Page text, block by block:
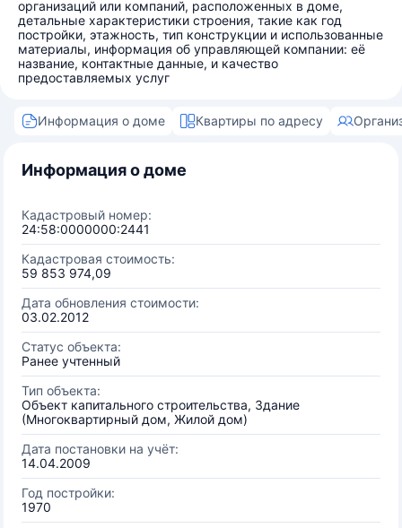
организаций или компаний, расположенных в доме,
детальные характеристики строения, такие как год
постройки, этажность, тип конструкции и использованные
материалы, информация об управляющей компании: её
название, контактные данные, и качество
предоставляемых услуг
Информация о доме Квартиры по адресу
Информация о доме
Кадастровый номер:
24:58:0000000:2441
Кадастровая стоимость:
59 853 974,09
Дата обновления стоимости:
03.02.2012
Статус объекта:
Ранее учтенный
Тип объекта:
Объект капитального строительства, Здание
(Многоквартирный дом, Жилой дом)
Дата постановки на учёт:
14.04.2009
Год постройки:
1970